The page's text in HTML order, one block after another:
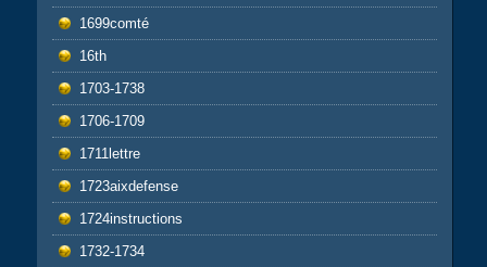
1699comté
16th
1703-1738
1706-1709
1711lettre
1723aixdefense
1724instructions
1732-1734